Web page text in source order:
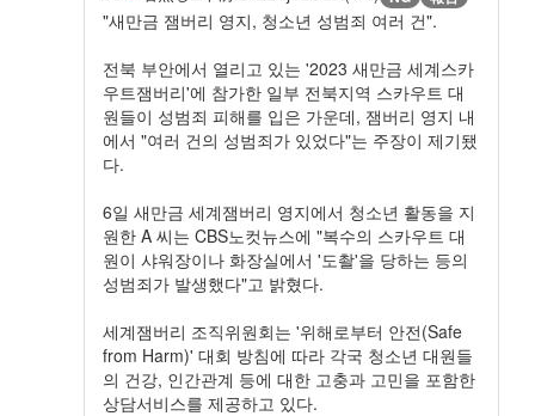
"새만금 잼버리 영지, 청소년 성범죄 여러 건".
전북 부안에서 열리고 있는 '2023 새만금 세계스카
우트잼버리'에 참가한 일부 전북지역 스카우트 대
원들이 성범죄 피해를 입은 가운데, 잼버리 영지 내
에서 "여러 건의 성범죄가 있었다"는 주장이 제기됐
다.
6일 새만금 세계잼버리 영지에서 청소년 활동을 지
원한 A 씨는 CBS노컷뉴스에 "복수의 스카우트 대
원이 샤워장이나 화장실에서 '도촬'을 당하는 등의
성범죄가 발생했다"고 밝혔다.
세계잼버리 조직위원회는 '위해로부터 안전(Safe
from Harm)' 대회 방침에 따라 각국 청소년 대원들
의 건강, 인간관계 등에 대한 고충과 고민을 포함한
상담서비스를 제공하고 있다.